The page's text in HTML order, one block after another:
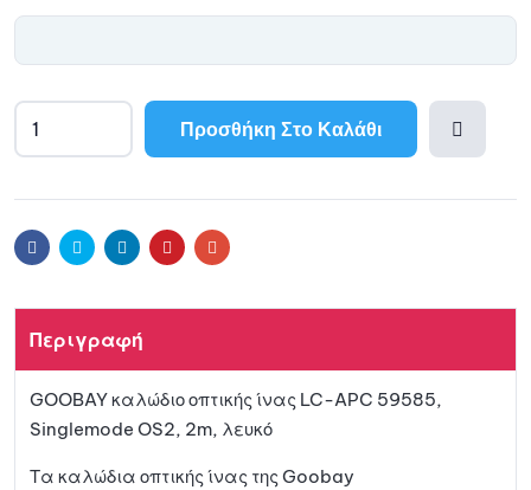
Προσθήκη Στο Καλάθι
αγαπη
l
r
FacebookTwitter LinkedinPinterestEmail
Περιγραφή
GOOBAY καλώδιο οπτικής ίνας LC-APC 59585,
Singlemode OS2, 2m, λευκό
Τα καλώδια οπτικής ίνας της Goobay